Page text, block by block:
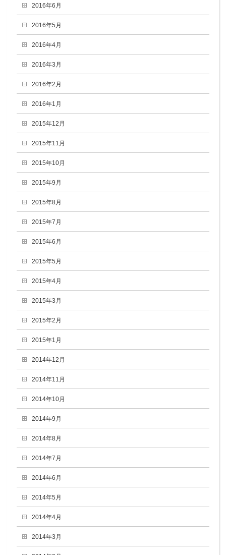
2016年6月
2016年5月
2016年4月
2016年3月
2016年2月
2016年1月
2015年12月
2015年11月
2015年10月
2015年9月
2015年8月
2015年7月
2015年6月
2015年5月
2015年4月
2015年3月
2015年2月
2015年1月
2014年12月
2014年11月
2014年10月
2014年9月
2014年8月
2014年7月
2014年6月
2014年5月
2014年4月
2014年3月